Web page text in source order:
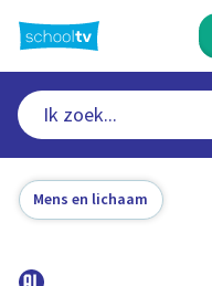
naar
hoofdinhoud
Mens en lichaam